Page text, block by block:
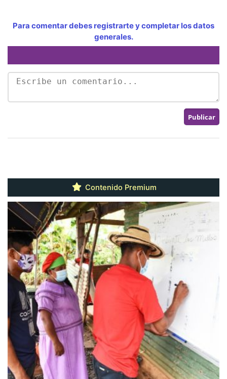
Para comentar debes registrarte y completar los datos
generales.
Contenido Premium